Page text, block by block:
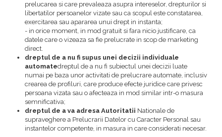
prelucarea si care prevaleaza asupra intereselor, drepturilor si
libertatilor persoanelor vizate sau ca scopul este constatarea,
exercitarea sau apararea unui drept in instanta;
- in orice moment, in mod gratuit si fara nicio justificare, ca
datele care o vizeaza sa fie prelucrate in scop de marketing
direct.
dreptul de a nu fi supus unei decizii individuale
automatedreptul de a nu fi subiectul unei decizii luate
numai pe baza unor activitati de prelucrare automate, inclusiv
crearea de profiluri, care produce efecte juridice care privesc
persoana vizata sau o afecteaza in mod similar intr-o masura
semnificativa;
dreptul de a va adresa Autoritatii Nationale de
supraveghere a Prelucrarii Datelor cu Caracter Personal sau
instantelor competente, in masura in care considerati necesar.